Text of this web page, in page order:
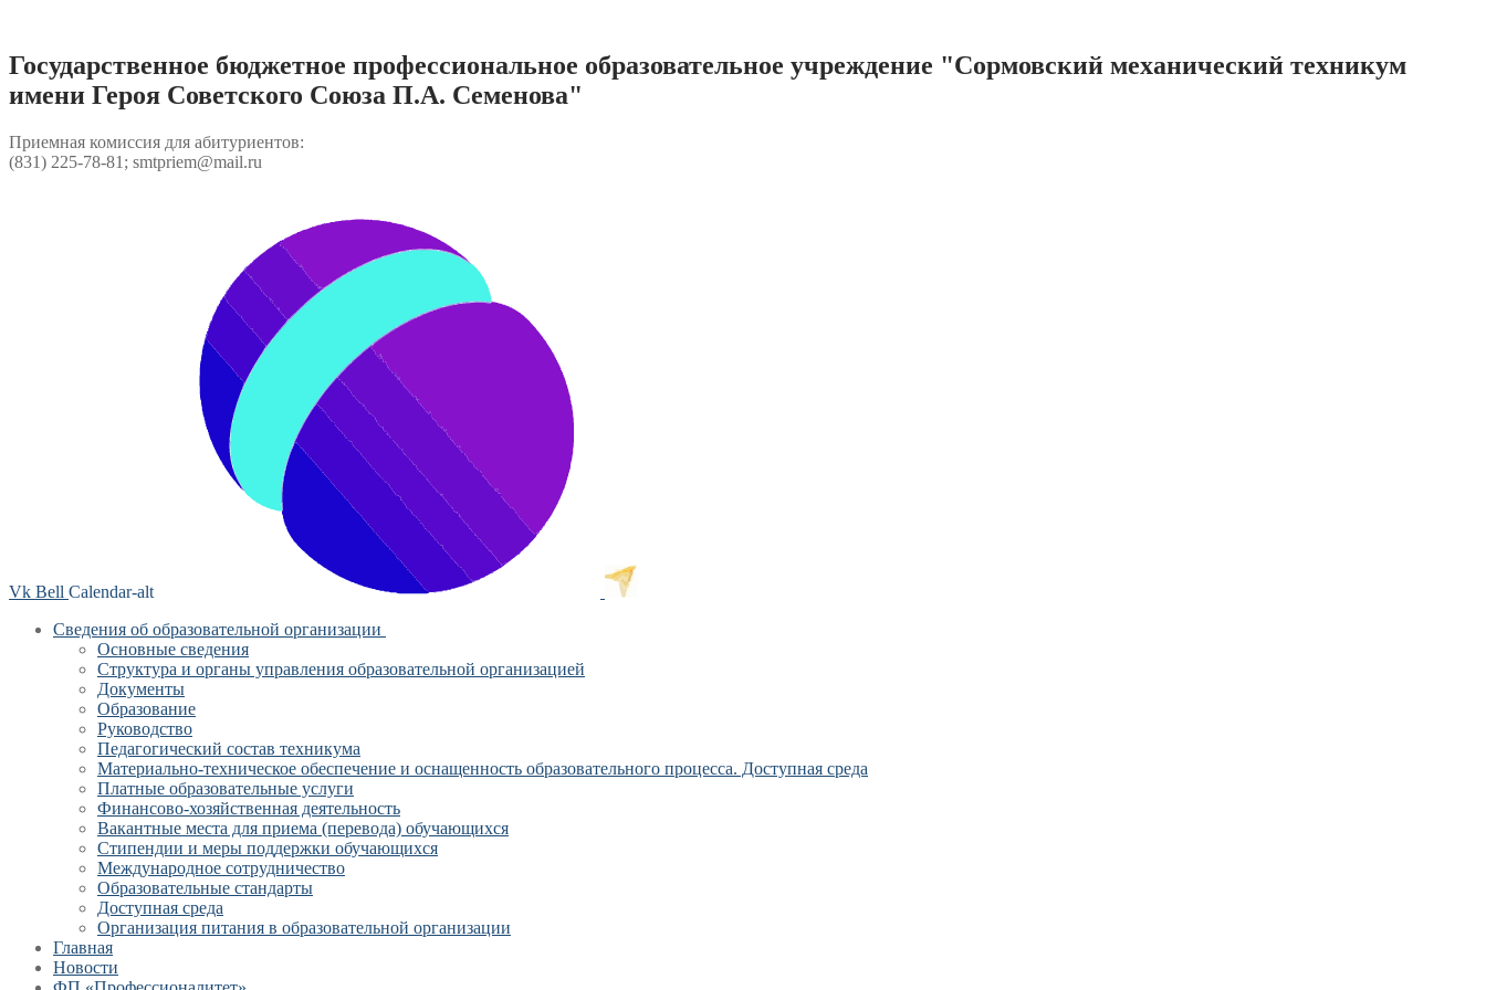
содержимому
Государственное бюджетное профессиональное образовательное учреждение "Сормовский механический техникум
имени Героя Советского Союза П.А. Семенова"
Приемная комиссия для абитуриентов:
(831) 225-78-81; smtpriem@mail.ru
Vk Bell Calendar-alt
Сведения об образовательной организации
Основные сведения
Структура и органы управления образовательной организацией
Документы
Образование
Руководство
Педагогический состав техникума
Материально-техническое обеспечение и оснащенность образовательного процесса. Доступная среда
Платные образовательные услуги
Финансово-хозяйственная деятельность
Вакантные места для приема (перевода) обучающихся
Стипендии и меры поддержки обучающихся
Международное сотрудничество
Образовательные стандарты
Доступная среда
Организация питания в образовательной организации
Главная
Новости